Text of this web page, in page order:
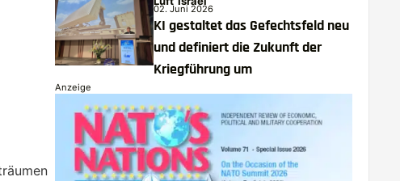
02. Juni 2026
KI gestaltet das Gefechtsfeld neu
und definiert die Zukunft der
Kriegführung um
Anzeige